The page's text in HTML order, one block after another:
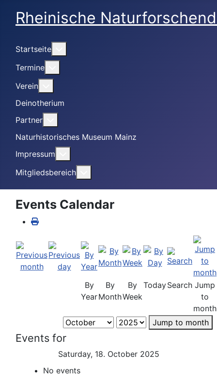
Rheinische
Startseite
Termine
Verein
Deinotherium
Partner
Naturhistorisches Museum Mainz
Impressum
Mitgliedsbereich
Events Calendar
By
Year
By
Month
By
Week
TodaySearch Jump
to
month
Jump to month
Events for
Saturday, 18. October 2025
No events